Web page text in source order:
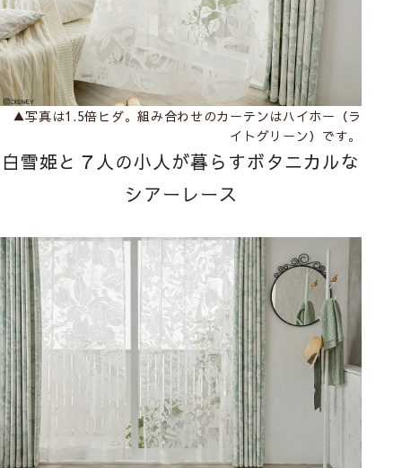
▲写真は1.5倍ヒダ。組み合わせのカーテンはハイホー（ラ
イトグリーン） です。
白雪姫と７人の小人が暮らすボタニカルな
シアーレース